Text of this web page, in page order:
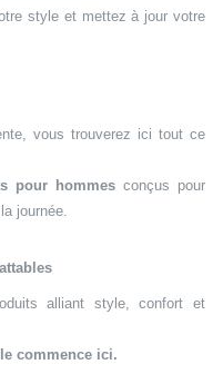
style et mettez à jour votre
vous trouverez ici tout ce
pour hommesconçus pour
journée.
alliant style, confort et
commence ici.